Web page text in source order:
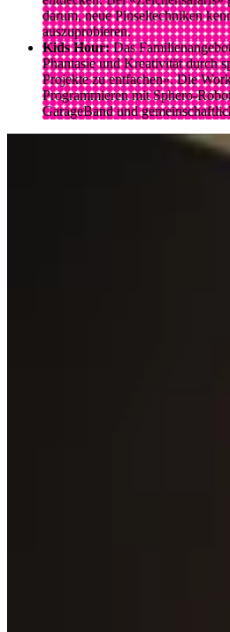
darum, neue Pinseltechniken
auszuprobieren.
Kids Hour:Das
Phantasie und Kreativität durch
Projekte zu entfachen». Die
Programmieren mit Sphero-
GarageBand und